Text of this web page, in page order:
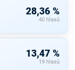
28,36 %
40 hlasů
13,47 %
19 hlasů